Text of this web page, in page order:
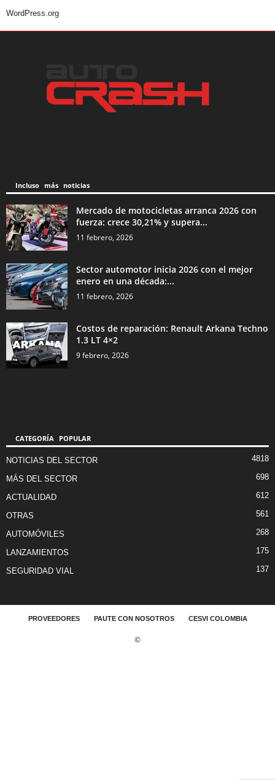
WordPress.org
Incluso más noticias
Mercado de motocicletas arranca 2026 con
fuerza: crece 30,21% y supera...
11 febrero, 2026
Sector automotor inicia 2026 con el mejor
enero en una década:...
11 febrero, 2026
Costos de reparación: Renault Arkana Techno
1.3 LT 4×2
9 febrero, 2026
CATEGORÍA POPULAR
NOTICIAS DEL SECTOR 4818
MÁS DEL SECTOR 698
ACTUALIDAD 612
OTRAS 561
AUTOMÓVILES 268
LANZAMIENTOS 175
SEGURIDAD VIAL 137
PROVEEDORES PAUTE CON NOSOTROS CESVI COLOMBIA
©